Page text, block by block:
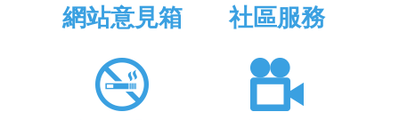
網站意見箱 社區服務